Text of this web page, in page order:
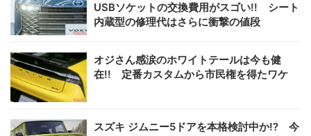
USBソケットの交換費用がスゴい!! シート
内蔵型の修理代はさらに衝撃の値段
オジさん感涙のホワイトテールは今も健
在!! 定番カスタムから市民権を得たワケ
スズキ ジムニー5ドアを本格検討中か!? 今